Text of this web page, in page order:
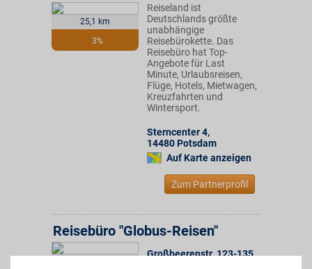
25,1 km
3%
Reiseland ist
Deutschlands größte
unabhängige
Reisebürokette. Das
Reisebüro hat Top-
Angebote für Last
Minute, Urlaubsreisen,
Flüge, Hotels, Mietwagen,
Kreuzfahrten und
Wintersport.
Sterncenter 4,
14480 Potsdam
Auf Karte anzeigen
Zum Partnerprofil
Reisebüro "Globus-Reisen"
Großbeerenstr. 123-135,